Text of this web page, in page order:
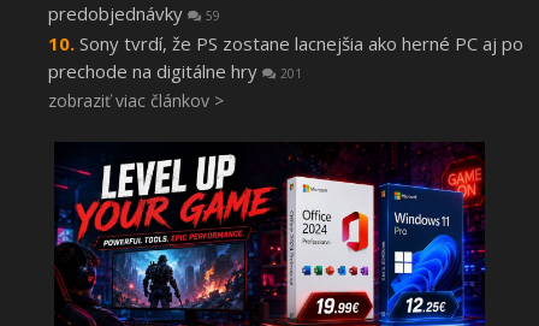
predobjednávky
59
Sony tvrdí, že PS zostane lacnejšia ako herné PC aj po
prechode na digitálne hry
201
zobraziť viac článkov >